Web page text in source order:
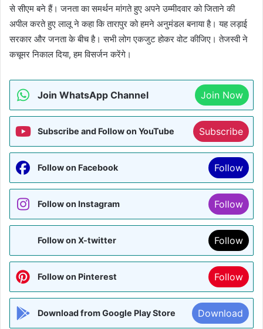
से सीएम बने हैं। जनता का समर्थन मांगते हुए अपने उम्मीदवार को जिताने की
अपील करते हुए लालू ने कहा कि तारापुर को हमने अनुमंडल बनाया है। यह लड़ाई
सरकार और जनता के बीच है। सभी लोग एकजुट होकर वोट कीजिए। तेजस्वी ने
कचूमर निकाल दिया, हम विसर्जन करेंगे।
Join WhatsApp Channel Join Now
Subscribe and Follow on YouTube Subscribe
Follow on Facebook Follow
Follow on Instagram Follow
Follow on X-twitter Follow
Follow on Pinterest Follow
Download from Google Play Store Download